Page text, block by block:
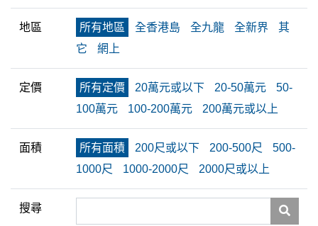
地區 所有地區 全香港島 全九龍 全新界
其
它
網上
定價 所有定價 20萬元或以下 20-50萬元
50-
100萬元
100-200萬元 200萬元或以上
面積 所有面積 200尺或以下 200-500尺
500-
1000尺
1000-2000尺 2000尺或以上
搜尋